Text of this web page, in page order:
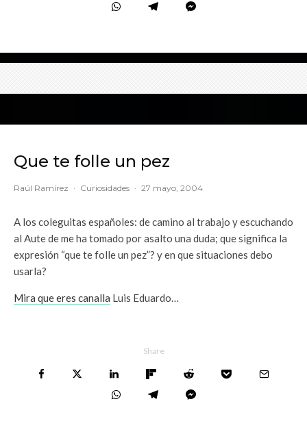
Que te folle un pez
Raúl Ramírez · Curiosidades · 27 mayo, 2004
A los coleguitas españoles: de camino al trabajo y escuchando
al Aute de me ha tomado por asalto una duda; que significa la
expresión “que te folle un pez”? y en que situaciones debo
usarla?
Mira que eres canalla Luis Eduardo…
Share